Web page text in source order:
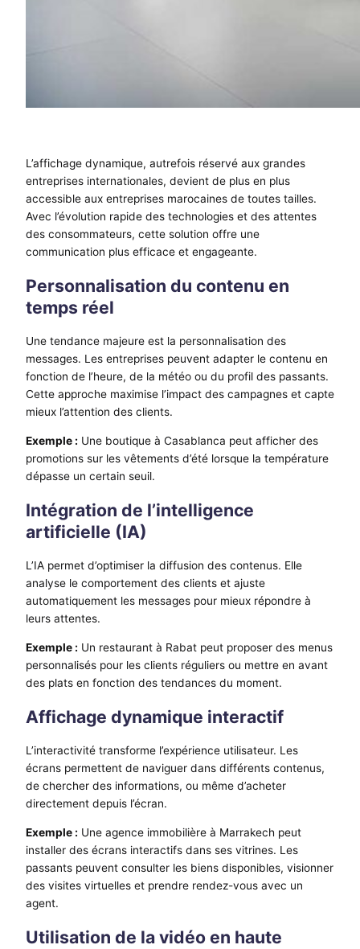
L’affichage dynamique, autrefois réservé aux grandes
entreprises internationales, devient de plus en plus
accessible aux entreprises marocaines de toutes tailles.
Avec l’évolution rapide des technologies et des attentes
des consommateurs, cette solution offre une
communication plus efficace et engageante.
Personnalisation du contenu en
temps réel
Une tendance majeure est la personnalisation des
messages. Les entreprises peuvent adapter le contenu en
fonction de l’heure, de la météo ou du profil des passants.
Cette approche maximise l’impact des campagnes et capte
mieux l’attention des clients.
Exemple : Une boutique à Casablanca peut afficher des
promotions sur les vêtements d’été lorsque la température
dépasse un certain seuil.
Intégration de l’intelligence
artificielle (IA)
L’IA permet d’optimiser la diffusion des contenus. Elle
analyse le comportement des clients et ajuste
automatiquement les messages pour mieux répondre à
leurs attentes.
Exemple : Un restaurant à Rabat peut proposer des menus
personnalisés pour les clients réguliers ou mettre en avant
des plats en fonction des tendances du moment.
Affichage dynamique interactif
L’interactivité transforme l’expérience utilisateur. Les
écrans permettent de naviguer dans différents contenus,
de chercher des informations, ou même d’acheter
directement depuis l’écran.
Exemple : Une agence immobilière à Marrakech peut
installer des écrans interactifs dans ses vitrines. Les
passants peuvent consulter les biens disponibles, visionner
des visites virtuelles et prendre rendez-vous avec un
agent.
Utilisation de la vidéo en haute